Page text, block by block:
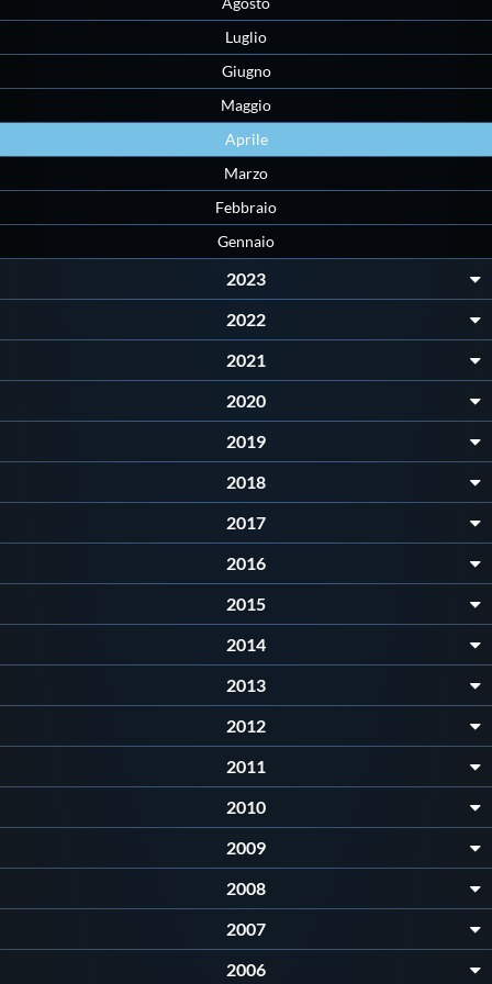
Contatti
Mappa del sito
Luglio
Giugno
Maggio
Aprile
Marzo
Febbraio
Gennaio
2023
2022
2021
2020
2019
2018
2017
2016
2015
2014
2013
2012
2011
2010
2009
2008
2007
2006